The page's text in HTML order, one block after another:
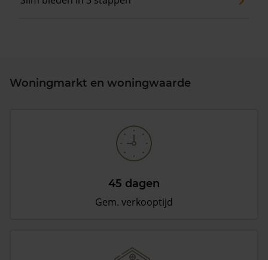
Woningmarkt en woningwaarde
45 dagen
Gem. verkooptijd